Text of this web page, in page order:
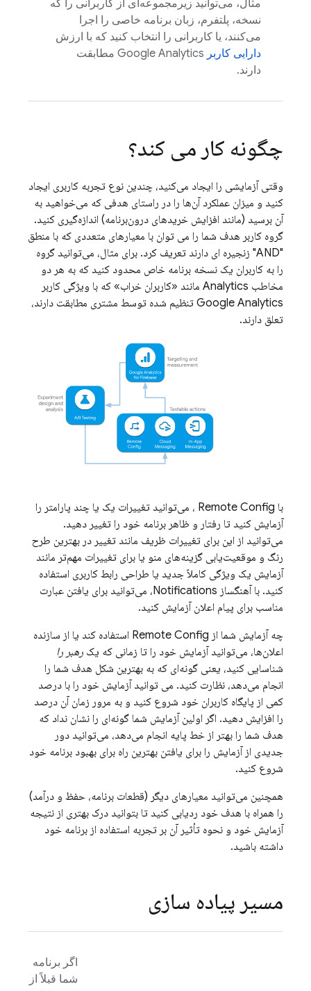
مثال، می‌توانید زیرمجموعه‌ای از کاربرانی را که
نسخه، پلتفرم، زبان برنامه خاصی را اجرا
می‌کنند، یا کاربرانی را انتخاب کنید که با ارزش
دارایی کاربر Google Analytics مطابقت
دارند.
چگونه کار می کند؟
وقتی آزمایشی را ایجاد می‌کنید، چندین نوع تجربه کاربری ایجاد
کنید و میزان عملکرد آن‌ها را در راستای هدفی که می‌خواهید به
آن برسید (مانند افزایش خریدهای درون‌برنامه) اندازه‌گیری کنید.
گروه کاربر هدف شما را می توان با معیارهای متعددی که با منطق
"AND" زنجیره ای دارند تعریف کرد. برای مثال، می‌توانید گروه
را به کاربران یک نسخه برنامه خاص محدود کنید که به هر دو
مخاطب Analytics مانند «کاربران خراب» که با ویژگی کاربر
Google Analytics تنظیم شده توسط مشتری مطابقت دارند،
تعلق دارند.
با Remote Config ، می‌توانید تغییرات یک یا چند پارامتر را
آزمایش کنید تا رفتار و ظاهر برنامه خود را تغییر دهید.
می‌توانید از این برای تغییرات ظریف مانند تغییر در بهترین طرح
رنگ و موقعیت‌یابی گزینه‌های منو یا برای تغییرات مهم‌تر مانند
آزمایش یک ویژگی کاملاً جدید یا طراحی رابط کاربری استفاده
کنید. با آهنگساز Notifications، می‌توانید برای یافتن عبارت
مناسب برای پیام اعلان آزمایش کنید.
چه آزمایش شما از Remote Config استفاده کند یا از سازنده
اعلان‌ها، می‌توانید آزمایش خود را تا زمانی که یک رهبر را
شناسایی کنید، یعنی گونه‌ای که به بهترین شکل هدف شما را
انجام می‌دهد، نظارت کنید. می توانید آزمایش خود را با درصد
کمی از پایگاه کاربران خود شروع کنید و به مرور زمان آن درصد
را افزایش دهید. اگر اولین آزمایش شما گونه‌ای را نشان نداد که
هدف شما را بهتر از خط پایه انجام می‌دهد، می‌توانید دور
جدیدی از آزمایش را برای یافتن بهترین راه برای بهبود برنامه خود
شروع کنید.
همچنین می‌توانید معیارهای دیگر (قطعات برنامه، حفظ و درآمد)
را همراه با هدف خود ردیابی کنید تا بتوانید درک بهتری از نتیجه
آزمایش خود و نحوه تأثیر آن بر تجربه استفاده از برنامه خود
داشته باشید.
مسیر پیاده سازی
اگر برنامه
شما قبلاً از